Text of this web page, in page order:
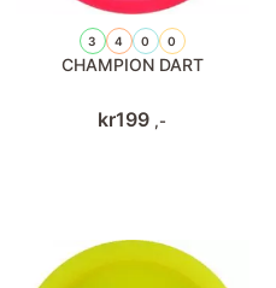
3 4 0 0
CHAMPION DART
kr199 ,-